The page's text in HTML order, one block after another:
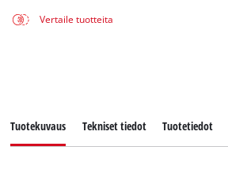
Vertaile tuotteita
Tuotekuvaus Tekniset tiedot Tuotetiedot